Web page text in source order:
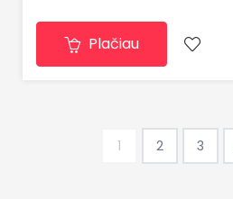
Plačiau
1 2 3